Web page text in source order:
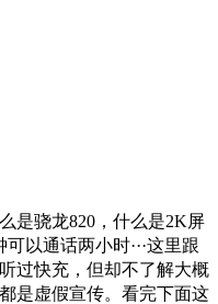
是骁龙820，什么是2K屏
可以通话两小时···这里跟
过快充，但却不了解大概
是虚假宣传。看完下面这